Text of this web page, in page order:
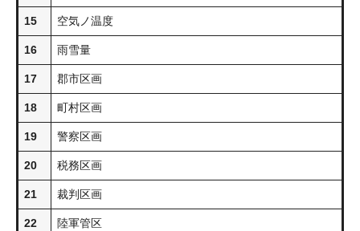
15 空気ノ温度
16 雨雪量
17 郡市区画
18 町村区画
19 警察区画
20 税務区画
21 裁判区画
22 陸軍管区